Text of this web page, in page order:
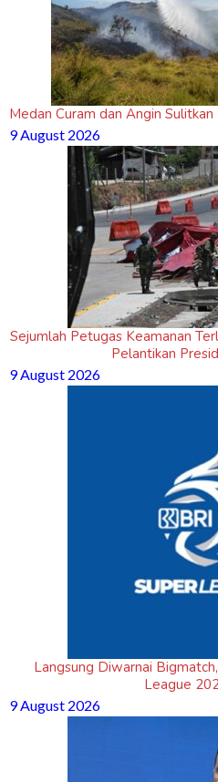
Medan Curam dan Angin
9 August 2026
Sejumlah Petugas Keamanan
Pelantikan
9 August 2026
Langsung Diwarnai
League
9 August 2026